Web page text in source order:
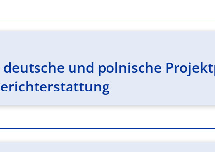
und polnische